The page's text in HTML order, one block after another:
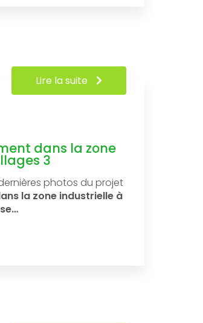
dans la zone
3
photos du projet
la zone industrielle à
Lire la suite